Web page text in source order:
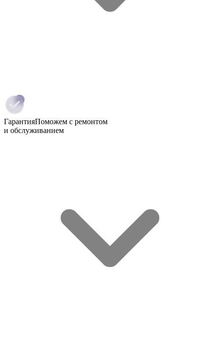
ГарантияПоможем с ремонтом
и обслуживанием